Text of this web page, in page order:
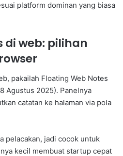
platform dominan yang biasa
di web: pilihan
pakailah Floating Web Notes
Agustus 2025). Panelnya
catatan ke halaman via pola
pelacakan, jadi cocok untuk
kecil membuat startup cepat